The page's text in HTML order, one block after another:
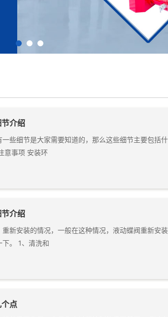
介绍
些细节是大家需要知道的，那么这些细节主要包括
意事项 安装环
介绍
新安装的情况，一般在这种情况，液动蝶阀重新安
。 1、清洗和
点